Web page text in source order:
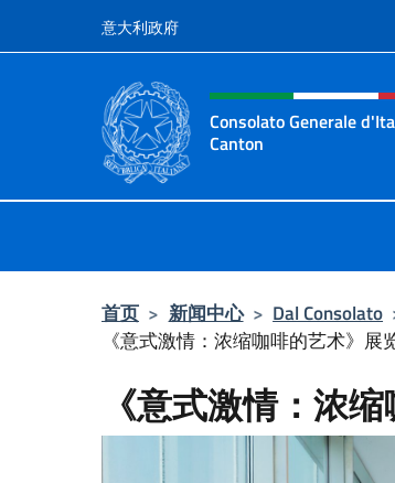
意大利政府
标题站点、社交和
Consolato Generale
Canton
首页 > 新闻中心 > Dal Consolato
《意式激情：浓缩咖啡的艺术》展
《意式激情：浓